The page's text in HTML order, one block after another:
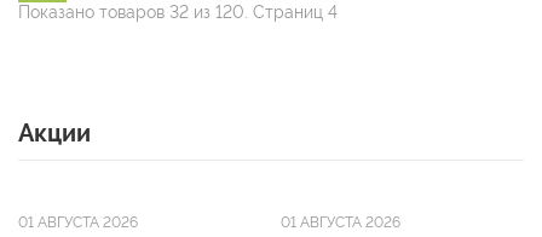
Показано товаров 32 из 120. Страниц 4
Акции
01 АВГУСТА 2026 01 АВГУСТА 2026